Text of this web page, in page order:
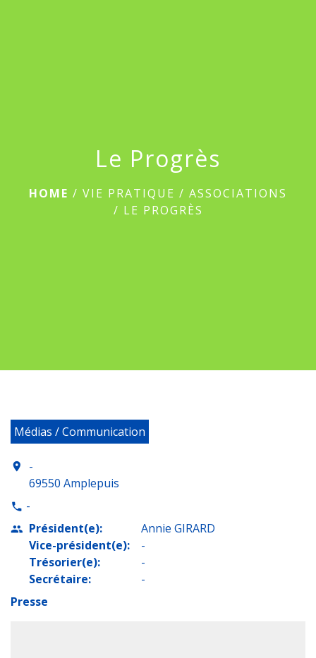
Le Progrès
HOME / VIE PRATIQUE / ASSOCIATIONS
/ LE PROGRÈS
Médias / Communication
location_on
-
69550 Amplepuis
phone -
people Président(e):
Vice-président(e):
Trésorier(e):
Secrétaire:
Annie GIRARD
-
-
-
Presse